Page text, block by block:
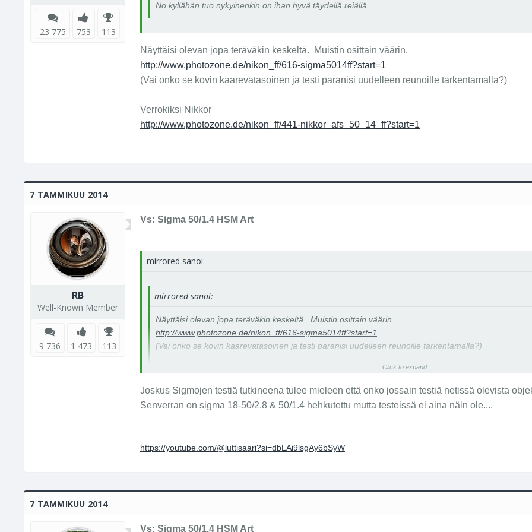
23 775 753 113
No kyllähän tuo nykyinenkin on ihan hyvä täydellä reiällä,
Näyttäisi olevan jopa teräväkin keskeltä. Muistin osittain väärin.
http://www.photozone.de/nikon_ff/616-sigma5014ff?start=1
(Vai onko se kovin kaarevatasoinen ja testi paranisi uudelleen reunoille tarkentamalla?)
Verrokiksi Nikkor
http://www.photozone.de/nikon_ff/441-nikkor_afs_50_14_ff?start=1
7 TAMMIKUU 2014
RB
Well-Known Member
9 736 1 473 113
Vs: Sigma 50/1.4 HSM Art
mirrored sanoi:
mirrored sanoi:
Näyttäisi olevan jopa teräväkin keskeltä. Muistin osittain väärin.
http://www.photozone.de/nikon_ff/616-sigma5014ff?start=1
(Vai onko se kovin kaarevatasoinen ja testi paranisi uudelleen reunoille tarkentamalla?)
http://www.photozone.de/nikon_ff/441-nikkor_afs_50_14_ff?start=1
Click to expand...
Joskus Sigmojen testiä tutkineena tulee mieleen että onko jossain testiä netissä olevista
Senverran on sigma 18-50/2.8 & 50/1.4 hehkutettu mutta testeissä ei aina näin ole....
https://youtube.com/@luttisaari?si=dbLAi9lsgAy6bSyW
7 TAMMIKUU 2014
Vs: Sigma 50/1.4 HSM Art